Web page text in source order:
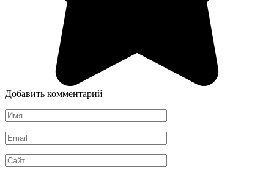
Добавить комментарий
Имя
*
Email
*
Сайт